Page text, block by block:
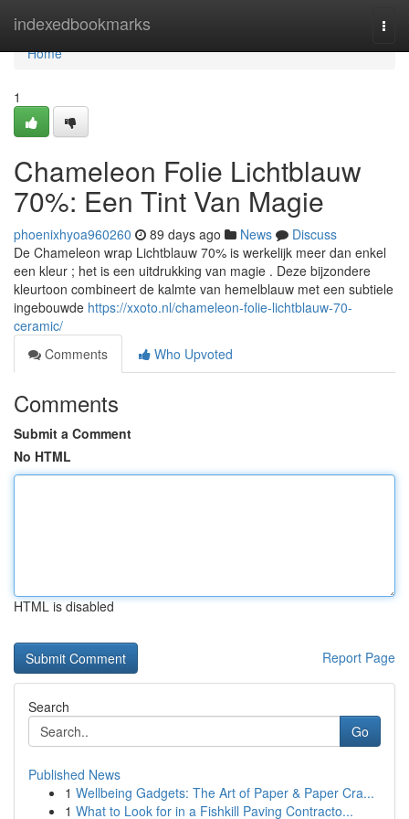
indexedbookmarks
Home
Home
1
Chameleon Folie Lichtblauw
70%: Een Tint Van Magie
phoenixhyoa960260 89 days ago News
Discuss
De Chameleon wrap Lichtblauw 70% is werkelijk meer dan enkel
een kleur ; het is een uitdrukking van magie . Deze bijzondere
kleurtoon combineert de kalmte van hemelblauw met een subtiele
ingebouwde https://xxoto.nl/chameleon-folie-lichtblauw-70-
ceramic/
Comments
Who Upvoted
Comments
Submit a Comment
No HTML
HTML is disabled
Report Page
Search
Go
Published News
1 Wellbeing Gadgets: The Art of Paper & Paper Cra...
1 What to Look for in a Fishkill Paving Contracto...